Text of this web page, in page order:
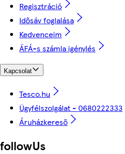
Regisztráció
Idősáv foglalása
Kedvenceim
ÁFÁ-s számla igénylés
Kapcsolat
Tesco.hu
Ügyfélszolgálat - 0680222333
Áruházkereső
followUs